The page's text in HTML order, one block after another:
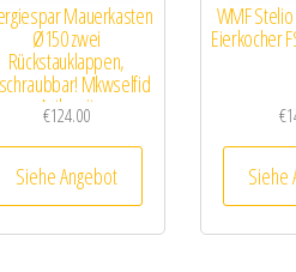
Mauerkasten
Ø150 zwei
Rückstauklappen,
Mkwselfid
Anthrazit
€124.00
Siehe Angebot
WMF
Eierkocher
€
Siehe